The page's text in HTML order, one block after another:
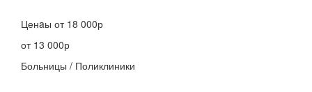
Ценaы от 18 000р
от 13 000р
Больницы / Поликлиники